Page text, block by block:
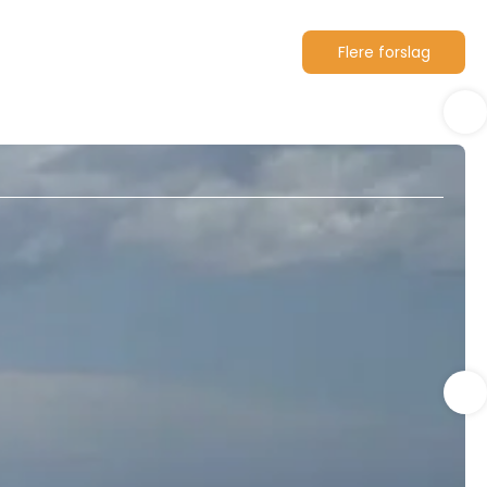
Flere forslag